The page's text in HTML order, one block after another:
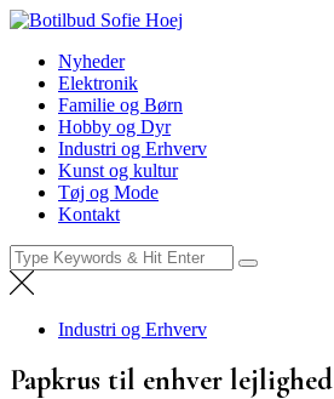
Skip
content
NyhederNyheder
Elektronik
Familie og Børn
Hobby og Dyr
Industri og Erhverv
Kunst og kultur
Tøj og Mode
Kontakt
Search
for:
Industri og Erhverv
Papkrus til enhver lejlighed